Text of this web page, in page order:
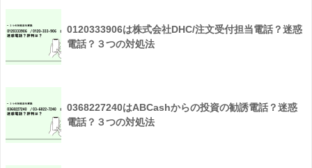
0120333906は株式会社DHC/注文受付担当電話？迷惑
電話？３つの対処法
0368227240はABCashからの投資の勧誘電話？迷惑
電話？３つの対処法